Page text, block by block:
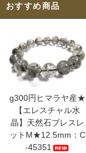
おすすめ商品
g300円ヒマラヤ産★
【エレスチャル水
晶】天然石ブレスレ
ットM★12.5mm：C
-45351